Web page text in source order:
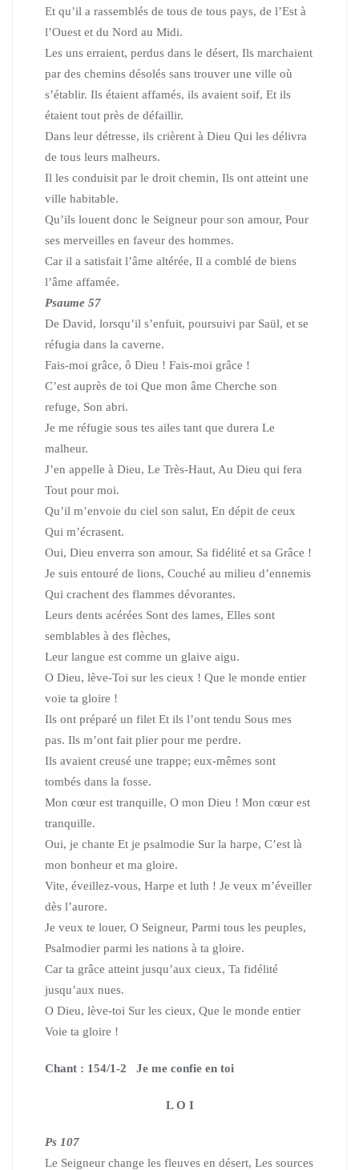
Et qu’il a rassemblés de tous de tous pays, de l’Est à
l’Ouest et du Nord au Midi.
Les uns erraient, perdus dans le désert, Ils marchaient
par des chemins désolés sans trouver une ville où
s’établir. Ils étaient affamés, ils avaient soif, Et ils
étaient tout près de défaillir.
Dans leur détresse, ils crièrent à Dieu Qui les délivra
de tous leurs malheurs.
Il les conduisit par le droit chemin, Ils ont atteint une
ville habitable.
Qu’ils louent donc le Seigneur pour son amour, Pour
ses merveilles en faveur des hommes.
Car il a satisfait l’âme altérée, Il a comblé de biens
l’âme affamée.
Psaume 57
De David, lorsqu’il s’enfuit, poursuivi par Saül, et se
réfugia dans la caverne.
Fais-moi grâce, ô Dieu ! Fais-moi grâce !
C’est auprès de toi Que mon âme Cherche son
refuge, Son abri.
Je me réfugie sous tes ailes tant que durera Le
malheur.
J’en appelle à Dieu, Le Très-Haut, Au Dieu qui fera
Tout pour moi.
Qu’il m’envoie du ciel son salut, En dépit de ceux
Qui m’écrasent.
Oui, Dieu enverra son amour, Sa fidélité et sa Grâce !
Je suis entouré de lions, Couché au milieu d’ennemis
Qui crachent des flammes dévorantes.
Leurs dents acérées Sont des lames, Elles sont
semblables à des flèches,
Leur langue est comme un glaive aigu.
O Dieu, lève-Toi sur les cieux ! Que le monde entier
voie ta gloire !
Ils ont préparé un filet Et ils l’ont tendu Sous mes
pas. Ils m’ont fait plier pour me perdre.
Ils avaient creusé une trappe; eux-mêmes sont
tombés dans la fosse.
Mon cœur est tranquille, O mon Dieu ! Mon cœur est
tranquille.
Oui, je chante Et je psalmodie Sur la harpe, C’est là
mon bonheur et ma gloire.
Vite, éveillez-vous, Harpe et luth ! Je veux m’éveiller
dès l’aurore.
Je veux te louer, O Seigneur, Parmi tous les peuples,
Psalmodier parmi les nations à ta gloire.
Car ta grâce atteint jusqu’aux cieux, Ta fidélité
jusqu’aux nues.
O Dieu, lève-toi Sur les cieux, Que le monde entier
Voie ta gloire !
Chant : 154/1-2 Je me confie en toi
L O I
Ps 107
Le Seigneur change les fleuves en désert, Les sources